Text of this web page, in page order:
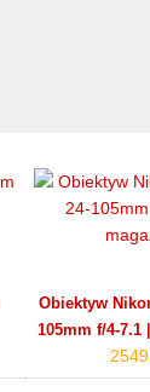
Obiektyw
105mm f/